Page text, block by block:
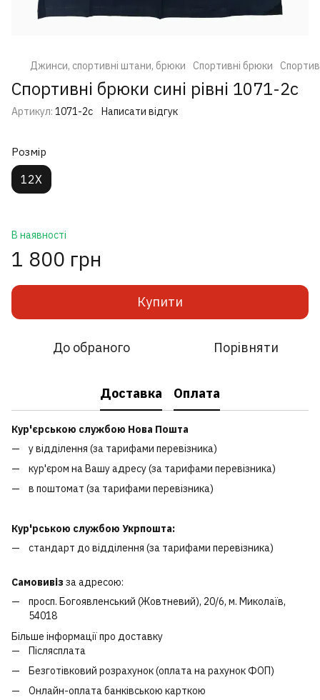
Джинси, спортивні штани, брюки Спортивні брюки
Спортивні брюки сині рівні 1071-2с
Артикул: 1071-2с Написати відгук
Розмір
12X
В наявності
1 800 грн
Купити
До обраного Порівняти
Доставка Оплата
Кур'єрською службою Нова Пошта
у відділення (за тарифами перевізника)
кур'єром на Вашу адресу (за тарифами перевізника)
в поштомат (за тарифами перевізника)
Кур'рською службою Укрпошта:
стандарт до відділення (за тарифами перевізника)
Самовивізза адресою:
просп. Богоявленський (Жовтневий), 20/6, м. Миколаїв,
54018
Більше інформації про доставку
Післясплата
Безготівковий розрахунок (оплата на рахунок ФОП)
Онлайн-оплата банківською карткою